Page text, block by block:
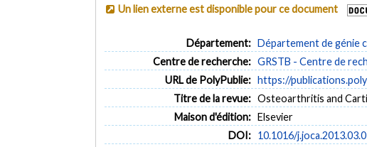
Un lien externe est disponible pour ce document
Département: Département de génie
Centre de recherche: GRSTB - Centre de
URL de PolyPublie: https://
Titre de la revue: Osteoarthritis and
Maison d'édition: Elsevier
DOI: 10.1016/